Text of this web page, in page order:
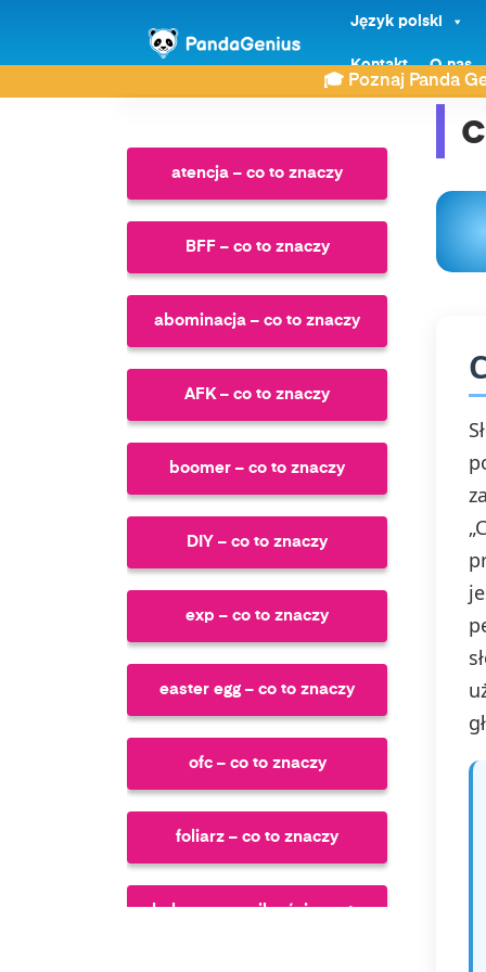
Język polski
Kontakt O nas
🎓 Poznaj Panda
ZDAY Co to znaczy? chyba – co to znaczy
atencja – co to znaczy
BFF – co to znaczy
abominacja – co to znaczy
AFK – co to znaczy
boomer – co to znaczy
DIY – co to znaczy
exp – co to znaczy
easter egg – co to znaczy
ofc – co to znaczy
foliarz – co to znaczy
kołczan prawilności – co to